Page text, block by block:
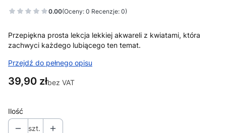
0.00(Oceny: 0 Recenzje: 0)
Przepiękna prosta lekcja lekkiej akwareli z kwiatami, która
zachwyci każdego lubiącego ten temat.
Przejdź do pełnego opisu
Cena
39,90 złbez VAT
Ilość
szt.